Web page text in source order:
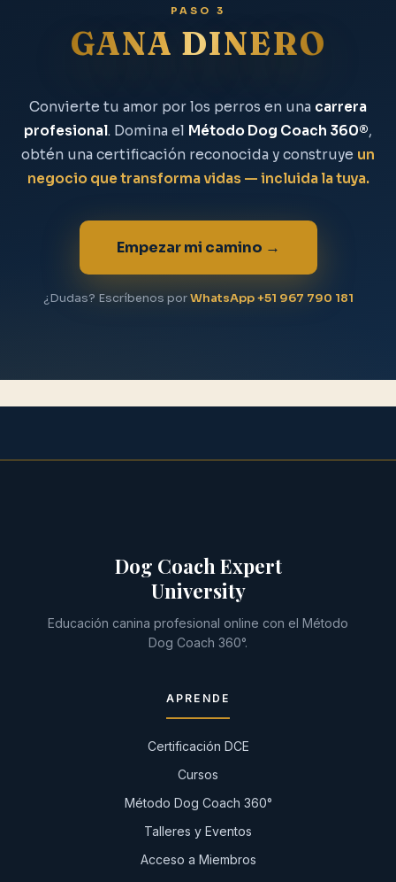
PASO 3
GANA DINERO
Convierte tu amor por los perros en una carrera
profesional. Domina el Método Dog Coach 360®,
obtén una certificación reconocida y construye un
negocio que transforma vidas — incluida la tuya.
Empezar mi camino →
¿Dudas? Escríbenos porWhatsApp +51 967 790 181
Dog Coach Expert
University
Educación canina profesional online con el Método
Dog Coach 360°.
APRENDE
Certificación DCE
Cursos
Método Dog Coach 360°
Talleres y Eventos
Acceso a Miembros